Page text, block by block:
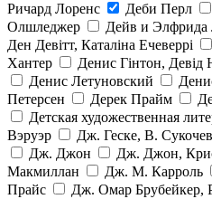
Ричард Лоренс
Деби Перл
Олшледжер
Дейв и Элфрида
Ден Девітт, Каталіна Ечеверрі
Хантер
Денис Гінтон, Девід
Денис Летуновский
Петерсен
Дерек Прайм
Детская художественная
Вэруэр
Дж. Геске, В.
Дж. Джон
Дж. Джон,
Макмиллан
Дж. М. Карроль
Прайс
Дж. Омар Брубейкер,